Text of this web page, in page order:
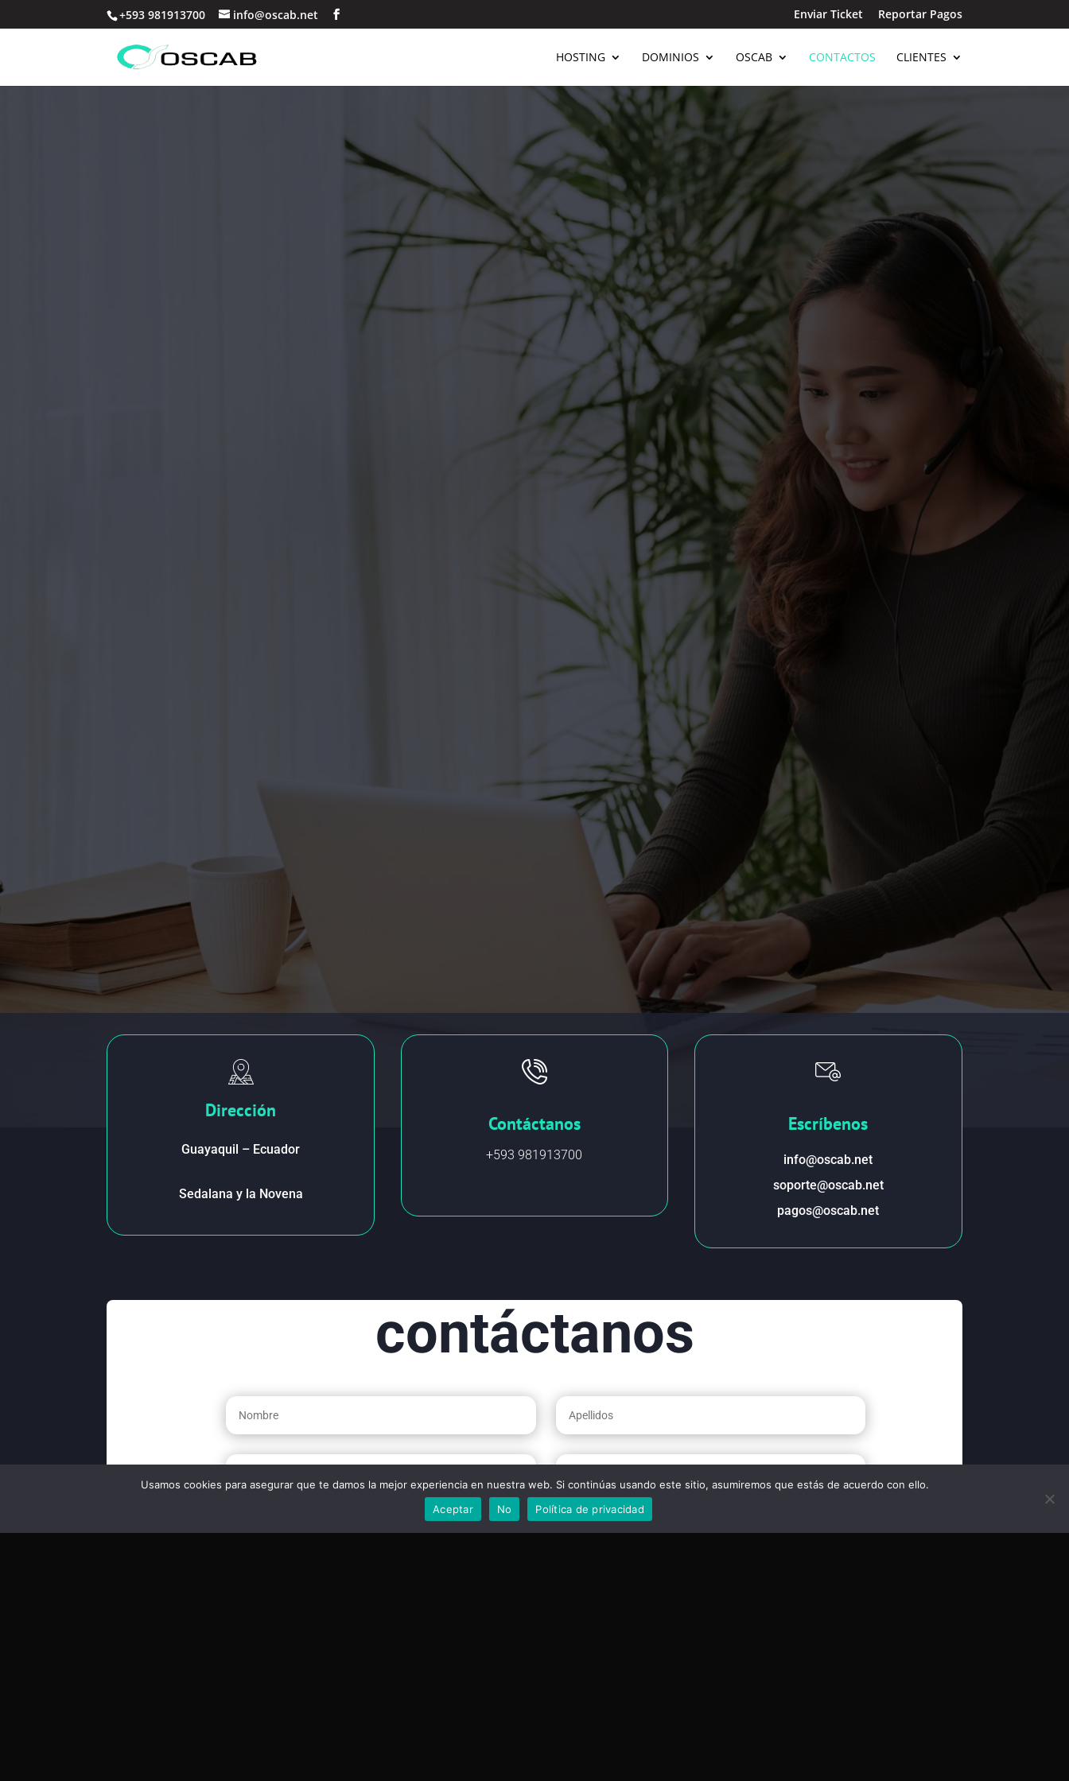
+593 981913700 info@oscab.net Enviar Ticket Reportar Pagos
HOSTING DOMINIOS OSCAB CONTACTOS CLIENTES
Dirección
Guayaquil – Ecuador
Sedalana y la Novena
Contáctanos
+593 981913700
Escríbenos
info@oscab.net
soporte@oscab.net
pagos@oscab.net
contáctanos
Usamos cookies para asegurar que te damos la mejor experiencia en nuestra web. Si continúas usando este sitio, asumiremos que estás de acuerdo con ello.
Aceptar
No Política de privacidad